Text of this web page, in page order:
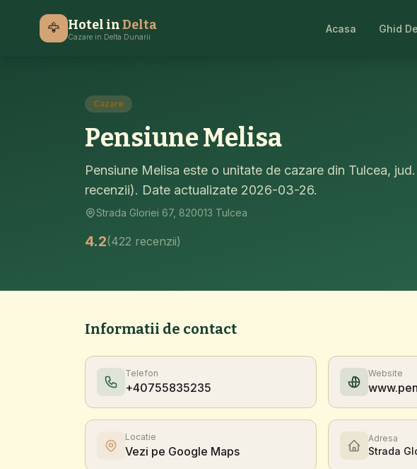
🦅 Hotel inDelta
Cazare in Delta Dunarii
Acasa Ghid
Acasa Cazare Delta Dunarii
Cazare
Pensiune Melisa
Pensiune Melisa este o unitate de cazare din Tulcea,
recenzii). Date actualizate 2026-03-26.
Strada Gloriei 67, 820013 Tulcea
4.2(422 recenzii)
Informatii de contact
Telefon
+40755835235
Website
Locatie
Vezi pe Google Maps
Adresa
Strada